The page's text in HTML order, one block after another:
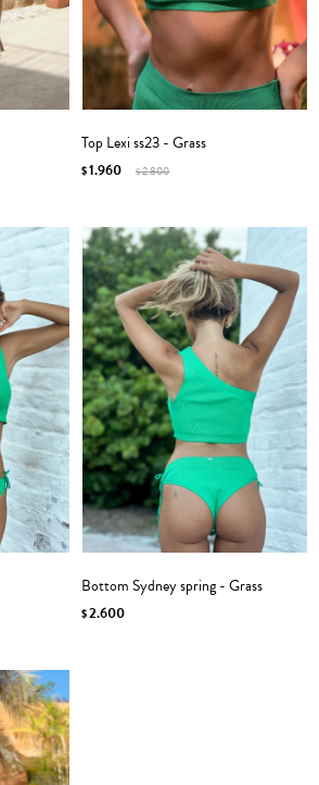
Top Lexi ss23 - Grass
$1.960 $2.800
Bottom Sydney spring - Grass
$2.600